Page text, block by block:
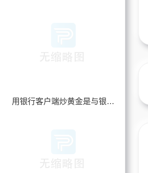
用银行客户端炒黄金是与银行对赌吗